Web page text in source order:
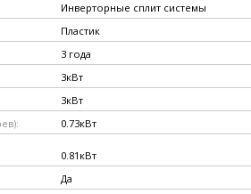
Инверторные сплит системы
Пластик
3 года
3кВт
3кВт
0.73кВт
0.81кВт
Да